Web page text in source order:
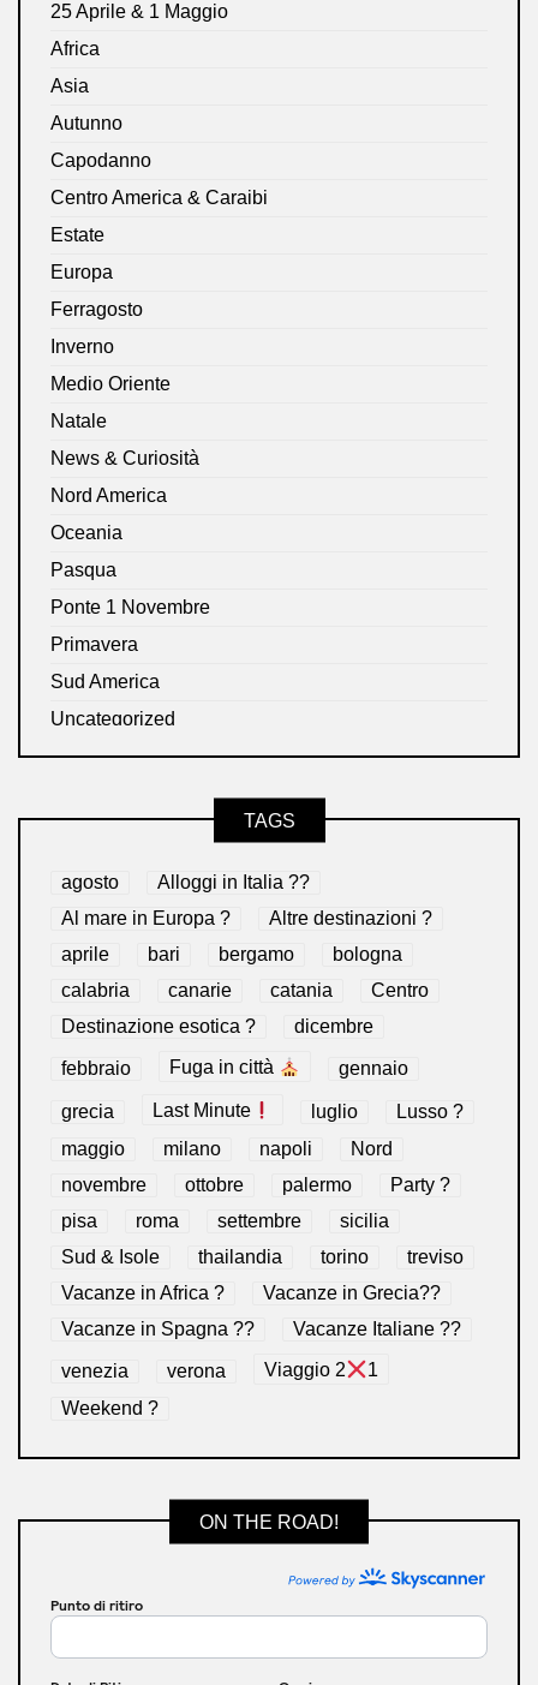
25 Aprile & 1 Maggio
Africa
Asia
Autunno
Capodanno
Centro America & Caraibi
Estate
Europa
Ferragosto
Inverno
Medio Oriente
Natale
News & Curiosità
Nord America
Oceania
Pasqua
Ponte 1 Novembre
Primavera
Sud America
Uncategorized
TAGS
agosto
Alloggi in Italia ??
Al mare in Europa ?️
Altre destinazioni ?
aprile
bari bergamo
bologna
calabria
canarie catania
Centro
Destinazione esotica ?
dicembre
febbraio Fuga in città gennaio
grecia Last Minute luglio
Lusso ?
maggio
milano napoli
Nord
novembre
ottobre palermo
Party ?
pisa
roma settembre
sicilia
Sud & Isole
thailandia torino
treviso
Vacanze in Africa ?
Vacanze in Grecia??
Vacanze in Spagna ??
Vacanze Italiane ??
venezia verona Viaggio 2
1
Weekend ?
ON THE ROAD!